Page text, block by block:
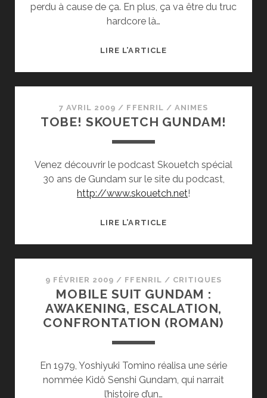
perdu à cause de ça. En plus, ça va être du truc
hardcore là…
LIRE L’ARTICLEGUNDAM
SAGA
LÉGENDAIRE,
7 AVRIL 2009 / FFENRIL / ANIMES
TOBE! SKOUETCH GUNDAM!
Venez découvrir le podcast Skouetch spécial
30 ans de Gundam sur le site du podcast,
http://www.skouetch.net!
LIRE L’ARTICLETOBE!
9 FÉVRIER 2009 / FFENRIL / CRITIQUES
MOBILE SUIT GUNDAM :
AWAKENING, ESCALATION,
CONFRONTATION (ROMAN)
En 1979, Yoshiyuki Tomino réalisa une série
nommée Kidô Senshi Gundam, qui narrait
l’histoire d’un…